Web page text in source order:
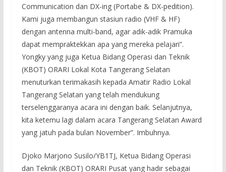
Communication dan DX-ing (Portabe & DX-pedition).
Kami juga membangun stasiun radio (VHF & HF)
dengan antenna multi-band, agar adik-adik Pramuka
dapat mempraktekkan apa yang mereka pelajari”.
Yongky yang juga Ketua Bidang Operasi dan Teknik
(KBOT) ORARI Lokal Kota Tangerang Selatan
menuturkan terimakasih kepada Amatir Radio Lokal
Tangerang Selatan yang telah mendukung
terselenggaranya acara ini dengan baik. Selanjutnya,
kita ketemu lagi dalam acara Tangerang Selatan Award
yang jatuh pada bulan November”. Imbuhnya.
Djoko Marjono Susilo/YB1TJ, Ketua Bidang Operasi
dan Teknik (KBOT) ORARI Pusat yang hadir sebagai